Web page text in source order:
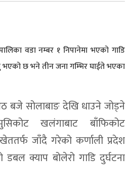
वडा नम्बर १ निपानेमा भएको गाडि
भएको छ भने तीन जना गम्भिर घाईते भएका
सोलाबाङ देखि धाउने जोड्ने
खलंगाबाट बाँफिकोट
जाँदै गरेको कर्णाली प्रदेश
क्याप बोलेरो गाडि दुर्घटना